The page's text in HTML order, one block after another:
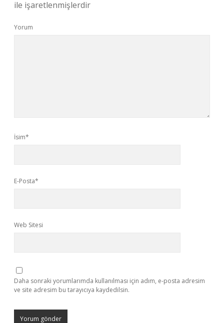
ile işaretlenmişlerdir
Yorum
İsim*
E-Posta*
Web Sitesi
Daha sonraki yorumlarımda kullanılması için adım, e-posta adresim
ve site adresim bu tarayıcıya kaydedilsin.